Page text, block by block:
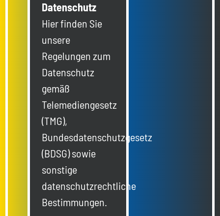
Datenschutz
Hier finden Sie
unsere
Regelungen zum
Datenschutz
gemäß
Telemediengesetz
(TMG),
Bundesdatenschutzgesetz
(BDSG) sowie
sonstige
datenschutzrechtliche
Bestimmungen.